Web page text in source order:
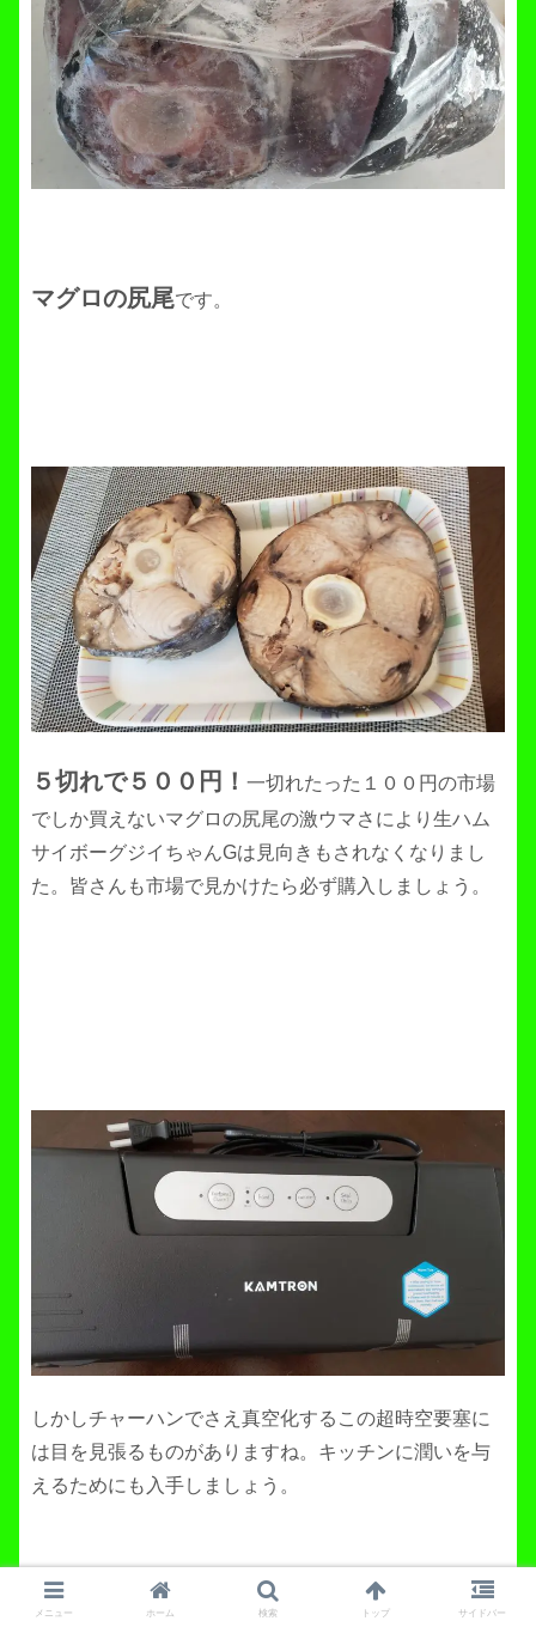
マグロの尻尾です。
５切れで５００円！ 一切れたった１００円の市場
でしか買えないマグロの尻尾の激ウマさにより生ハム
サイボーグジイちゃんGは見向きもされなくなりまし
た。皆さんも市場で見かけたら必ず購入しましょう。
しかしチャーハンでさえ真空化するこの超時空要塞に
は目を見張るものがありますね。キッチンに潤いを与
えるためにも入手しましょう。
メニュー ホーム 検索 トップ サイドバー